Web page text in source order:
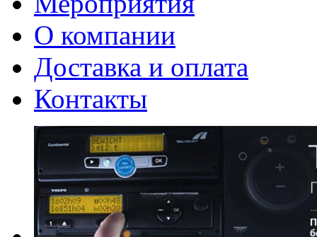
О компании
Доставка и оплата
Контакты